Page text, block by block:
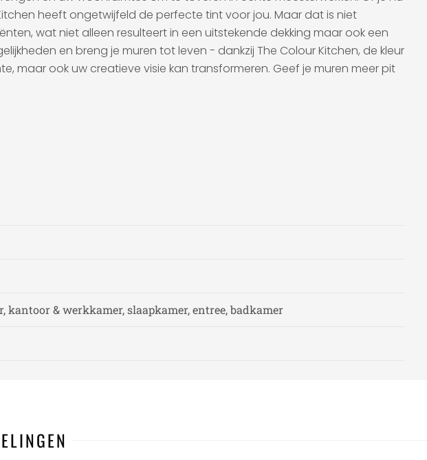
heeft ongetwijfeld de perfecte tint voor jou. Maar dat is niet
wat niet alleen resulteert in een uitstekende dekking maar ook een
en breng je muren tot leven - dankzij The Colour Kitchen, de kleur
maar ook uw creatieve visie kan transformeren. Geef je muren meer pit
& werkkamer, slaapkamer, entree, badkamer